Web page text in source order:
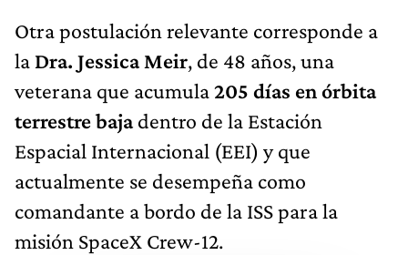
Otra postulación relevante corresponde a
la Dra. Jessica Meir, de 48 años, una
veterana que acumula205 días en órbita
terrestre bajadentro de la Estación
Espacial Internacional (EEI) y que
actualmente se desempeña como
comandante a bordo de la ISS para la
misión SpaceX Crew-12.